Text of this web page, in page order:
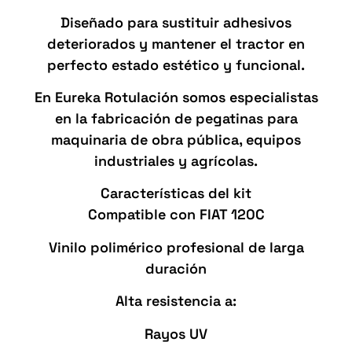
Diseñado para sustituir adhesivos
deteriorados y mantener el tractor en
perfecto estado estético y funcional.
En Eureka Rotulación somos especialistas
en la fabricación de pegatinas para
maquinaria de obra pública, equipos
industriales y agrícolas.
Características del kit
Compatible con FIAT 120C
Vinilo polimérico profesional de larga
duración
Alta resistencia a:
Rayos UV